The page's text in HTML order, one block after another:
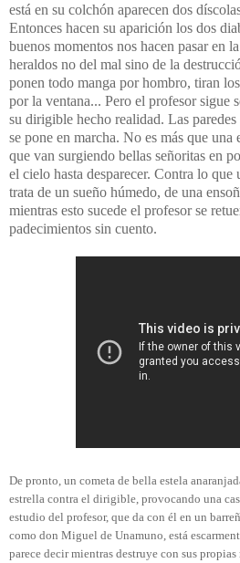
está en su colchón aparecen dos
Entonces hacen su aparición los dos
buenos momentos nos hacen pasar en
heraldos no del mal sino de la
ponen todo manga por hombro, tiran
por la ventana... Pero el profesor sigue
su dirigible hecho realidad. Las
se pone en marcha. No es más que una
que van surgiendo bellas señoritas en
el cielo hasta desparecer. Contra lo que
trata de un sueño húmedo, de una
mientras esto sucede el profesor se
padecimientos sin cuento.
De pronto, un cometa de bella estela
estrella contra el dirigible, provocando una
estudio del profesor, que da con él en un
como don Miguel de Unamuno, está
parece decir mientras destruye con sus